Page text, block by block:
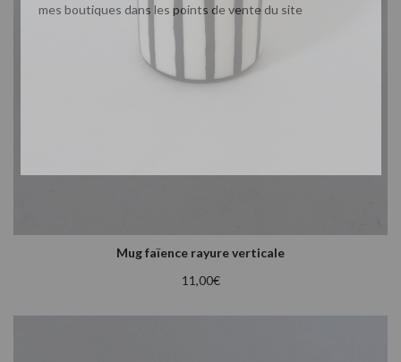
Mug faïence rayure verticale
11,00€
mes boutiques dans les points de vente du site